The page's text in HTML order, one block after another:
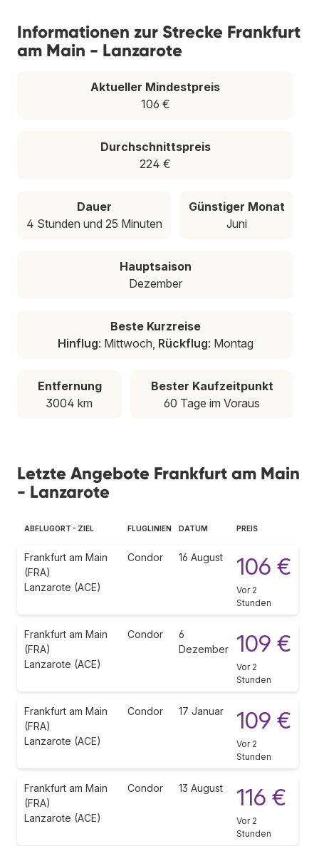
Informationen zur Strecke Frankfurt
am Main - Lanzarote
Aktueller Mindestpreis
106 €
Durchschnittspreis
224 €
Dauer
4 Stunden und 25 Minuten
Günstiger Monat
Juni
Hauptsaison
Dezember
Beste Kurzreise
Hinflug: Mittwoch, Rückflug: Montag
Entfernung
3004 km
Bester Kaufzeitpunkt
60 Tage im Voraus
Letzte Angebote Frankfurt am Main
- Lanzarote
ABFLUGORT - ZIEL FLUGLINIEN DATUM PREIS
Frankfurt am Main
(FRA)
Lanzarote (ACE)
Condor 16 August 106 €
Vor 2
Stunden
Frankfurt am Main
(FRA)
Lanzarote (ACE)
Condor
6
Dezember
109 €
Vor 2
Stunden
Frankfurt am Main
(FRA)
Lanzarote (ACE)
Condor 17 Januar 109 €
Vor 2
Stunden
Frankfurt am Main
(FRA)
Lanzarote (ACE)
Condor 13 August 116 €
Vor 2
Stunden